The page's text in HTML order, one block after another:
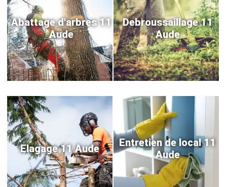
Abattage d'arbres 11
Aude
Debroussaillage 11
Aude
Elagage 11 Aude
Entretien de local 11
Aude